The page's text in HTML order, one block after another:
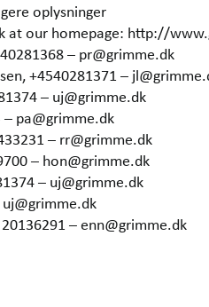
oplysninger
at our homepage: http://
– pr@grimme.dk
+4540281371 –
– uj@grimme.dk
pa@grimme.dk
– rr@grimme.dk
– hon@grimme.dk
– uj@grimme.dk
– enn@grimme.dk